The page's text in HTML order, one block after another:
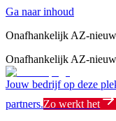
Ga naar inhoud
Onafhankelijk AZ-
Onafhankelijk AZ-
Jouw bedrijf op deze
partners.Zo werkt het